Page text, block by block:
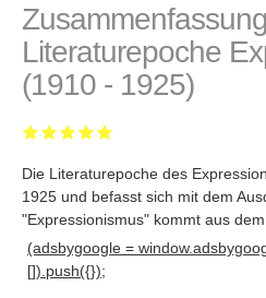
Effi Briest
Emilia Galotti
1. Weltkrieg Zusammenfassung
2. Weltkrieg
Die Räuber
Maria Stuart
Woyzeck
Literaturepoche
(1910 - 1925)
Die Literaturepoche des
1925 und befasst sich mit dem
"Expressionismus" kommt aus
(adsbygoogle =
[]).push({});